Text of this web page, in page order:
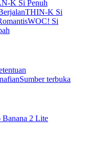
K Si Penuh
THIN-K Si
WOC! Si
Sumber terbuka
Banana 2 Lite